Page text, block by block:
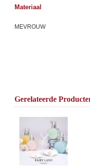
Materiaal
MEVROUW
Gerelateerde